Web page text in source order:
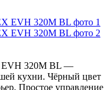
EVH 320M BL —
кухни. Чёрный цвет
Простое управление